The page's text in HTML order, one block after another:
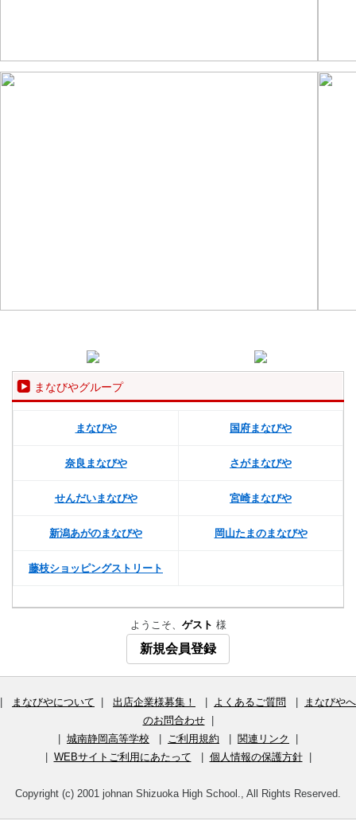
まなびやグループ
まなびや 国府まなびや
奈良まなびや さがまなびや
せんだいまなびや 宮崎まなびや
新潟あがのまなびや 岡山たまのまなびや
藤枝ショッピングストリート
ようこそ、 ゲスト 様
新規会員登録
まなびやについて 出店企業様募集！ よくあるご質問
まなびやへ
のお問合わせ|
城南静岡高等学校 ご利用規約 関連リンク
WEBサイトご利用にあたって 個人情報の保護方針|
Copyright (c) 2001 johnan Shizuoka High School., All Rights Reserved.